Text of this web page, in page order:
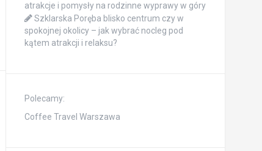
atrakcje i pomysły na rodzinne wyprawy w góry
Szklarska Poręba blisko centrum czy w
spokojnej okolicy – jak wybrać nocleg pod
kątem atrakcji i relaksu?
Polecamy:
Coffee Travel Warszawa